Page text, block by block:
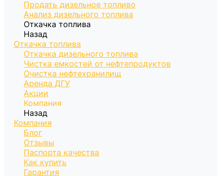
Продать дизельное топливо
Анализ дизельного топлива
Откачка топлива
Назад
Откачка топлива
Откачка дизельного топлива
Чистка емкостей от нефтепродуктов
Очистка нефтехранилищ
Аренда ДГУ
Акции
Компания
Назад
Компания
Блог
Отзывы
Паспорта качества
Как купить
Гарантия